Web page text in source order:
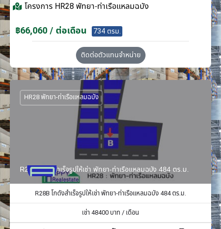
โครงการ HR28 พัทยา-ท่าเรือแหลมฉบัง
฿66,060 / ต่อเดือน 734 ตรม.
ติดต่อตัวแทนจำหน่าย
R28B โกดังสำเร็จรูปให้เช่า พัทยา-ท่าเรือแหลมฉบัง 484 ตร.ม.
HR28 พัทยา-ท่าเรือแหลมฉบัง
R28B โกดังสำเร็จรูปให้เช่า พัทยา-ท่าเรือแหลมฉบัง 484 ตร.ม.
เช่า48400 บาท / เดือน